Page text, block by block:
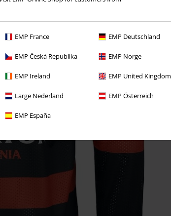
EMP France EMP Deutschland
EMP Česká Republika EMP Norge
EMP Ireland EMP United Kingdom
Large Nederland EMP Österreich
EMP España